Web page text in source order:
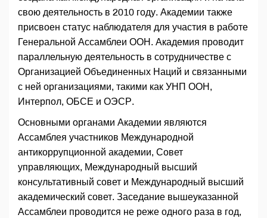
свою деятельность в 2010 году. Академии также
присвоен статус наблюдателя для участия в работе
Генеральной Ассамблеи ООН. Академия проводит
параллельную деятельность в сотрудничестве с
Организацией Объединенных Наций и связанными
с ней организациями, такими как УНП ООН,
Интерпол, ОБСЕ и ОЭСР.
Основными органами Академии являются
Ассамблея участников Международной
антикоррупционной академии, Совет
управляющих, Международный высший
консультативный совет и Международный высший
академический совет. Заседание вышеуказанной
Ассамблеи проводится не реже одного раза в год,